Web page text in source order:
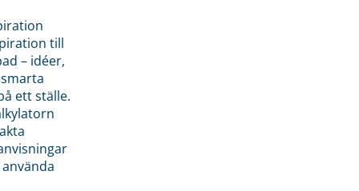
till
– idéer,
ett ställe.